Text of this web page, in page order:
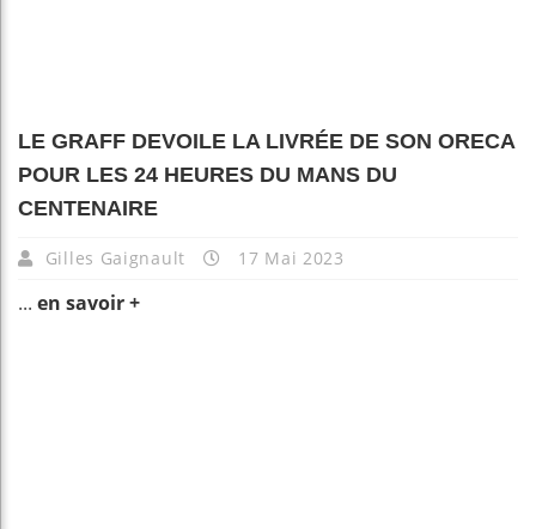
LE GRAFF DEVOILE LA LIVRÉE DE SON ORECA
POUR LES 24 HEURES DU MANS DU
CENTENAIRE
Gilles Gaignault 17 Mai 2023
... en savoir +